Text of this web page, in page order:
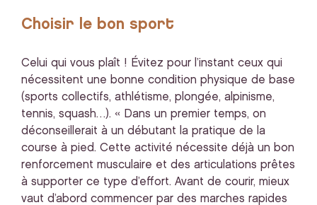
Choisir le bon sport
Celui qui vous plaît ! Évitez pour l’instant ceux qui
nécessitent une bonne condition physique de base
(sports collectifs, athlétisme, plongée, alpinisme,
tennis, squash…). « Dans un premier temps, on
déconseillerait à un débutant la pratique de la
course à pied. Cette activité nécessite déjà un bon
renforcement musculaire et des articulations prêtes
à supporter ce type d’effort. Avant de courir, mieux
vaut d’abord commencer par des marches rapides